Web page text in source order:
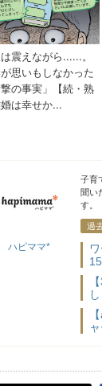
ハピママ*
ハピママ*
子育
聞い
す。
過